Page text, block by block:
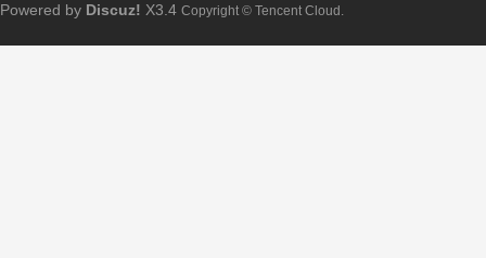
Powered by Discuz! X3.4 Copyright © Tencent Cloud.